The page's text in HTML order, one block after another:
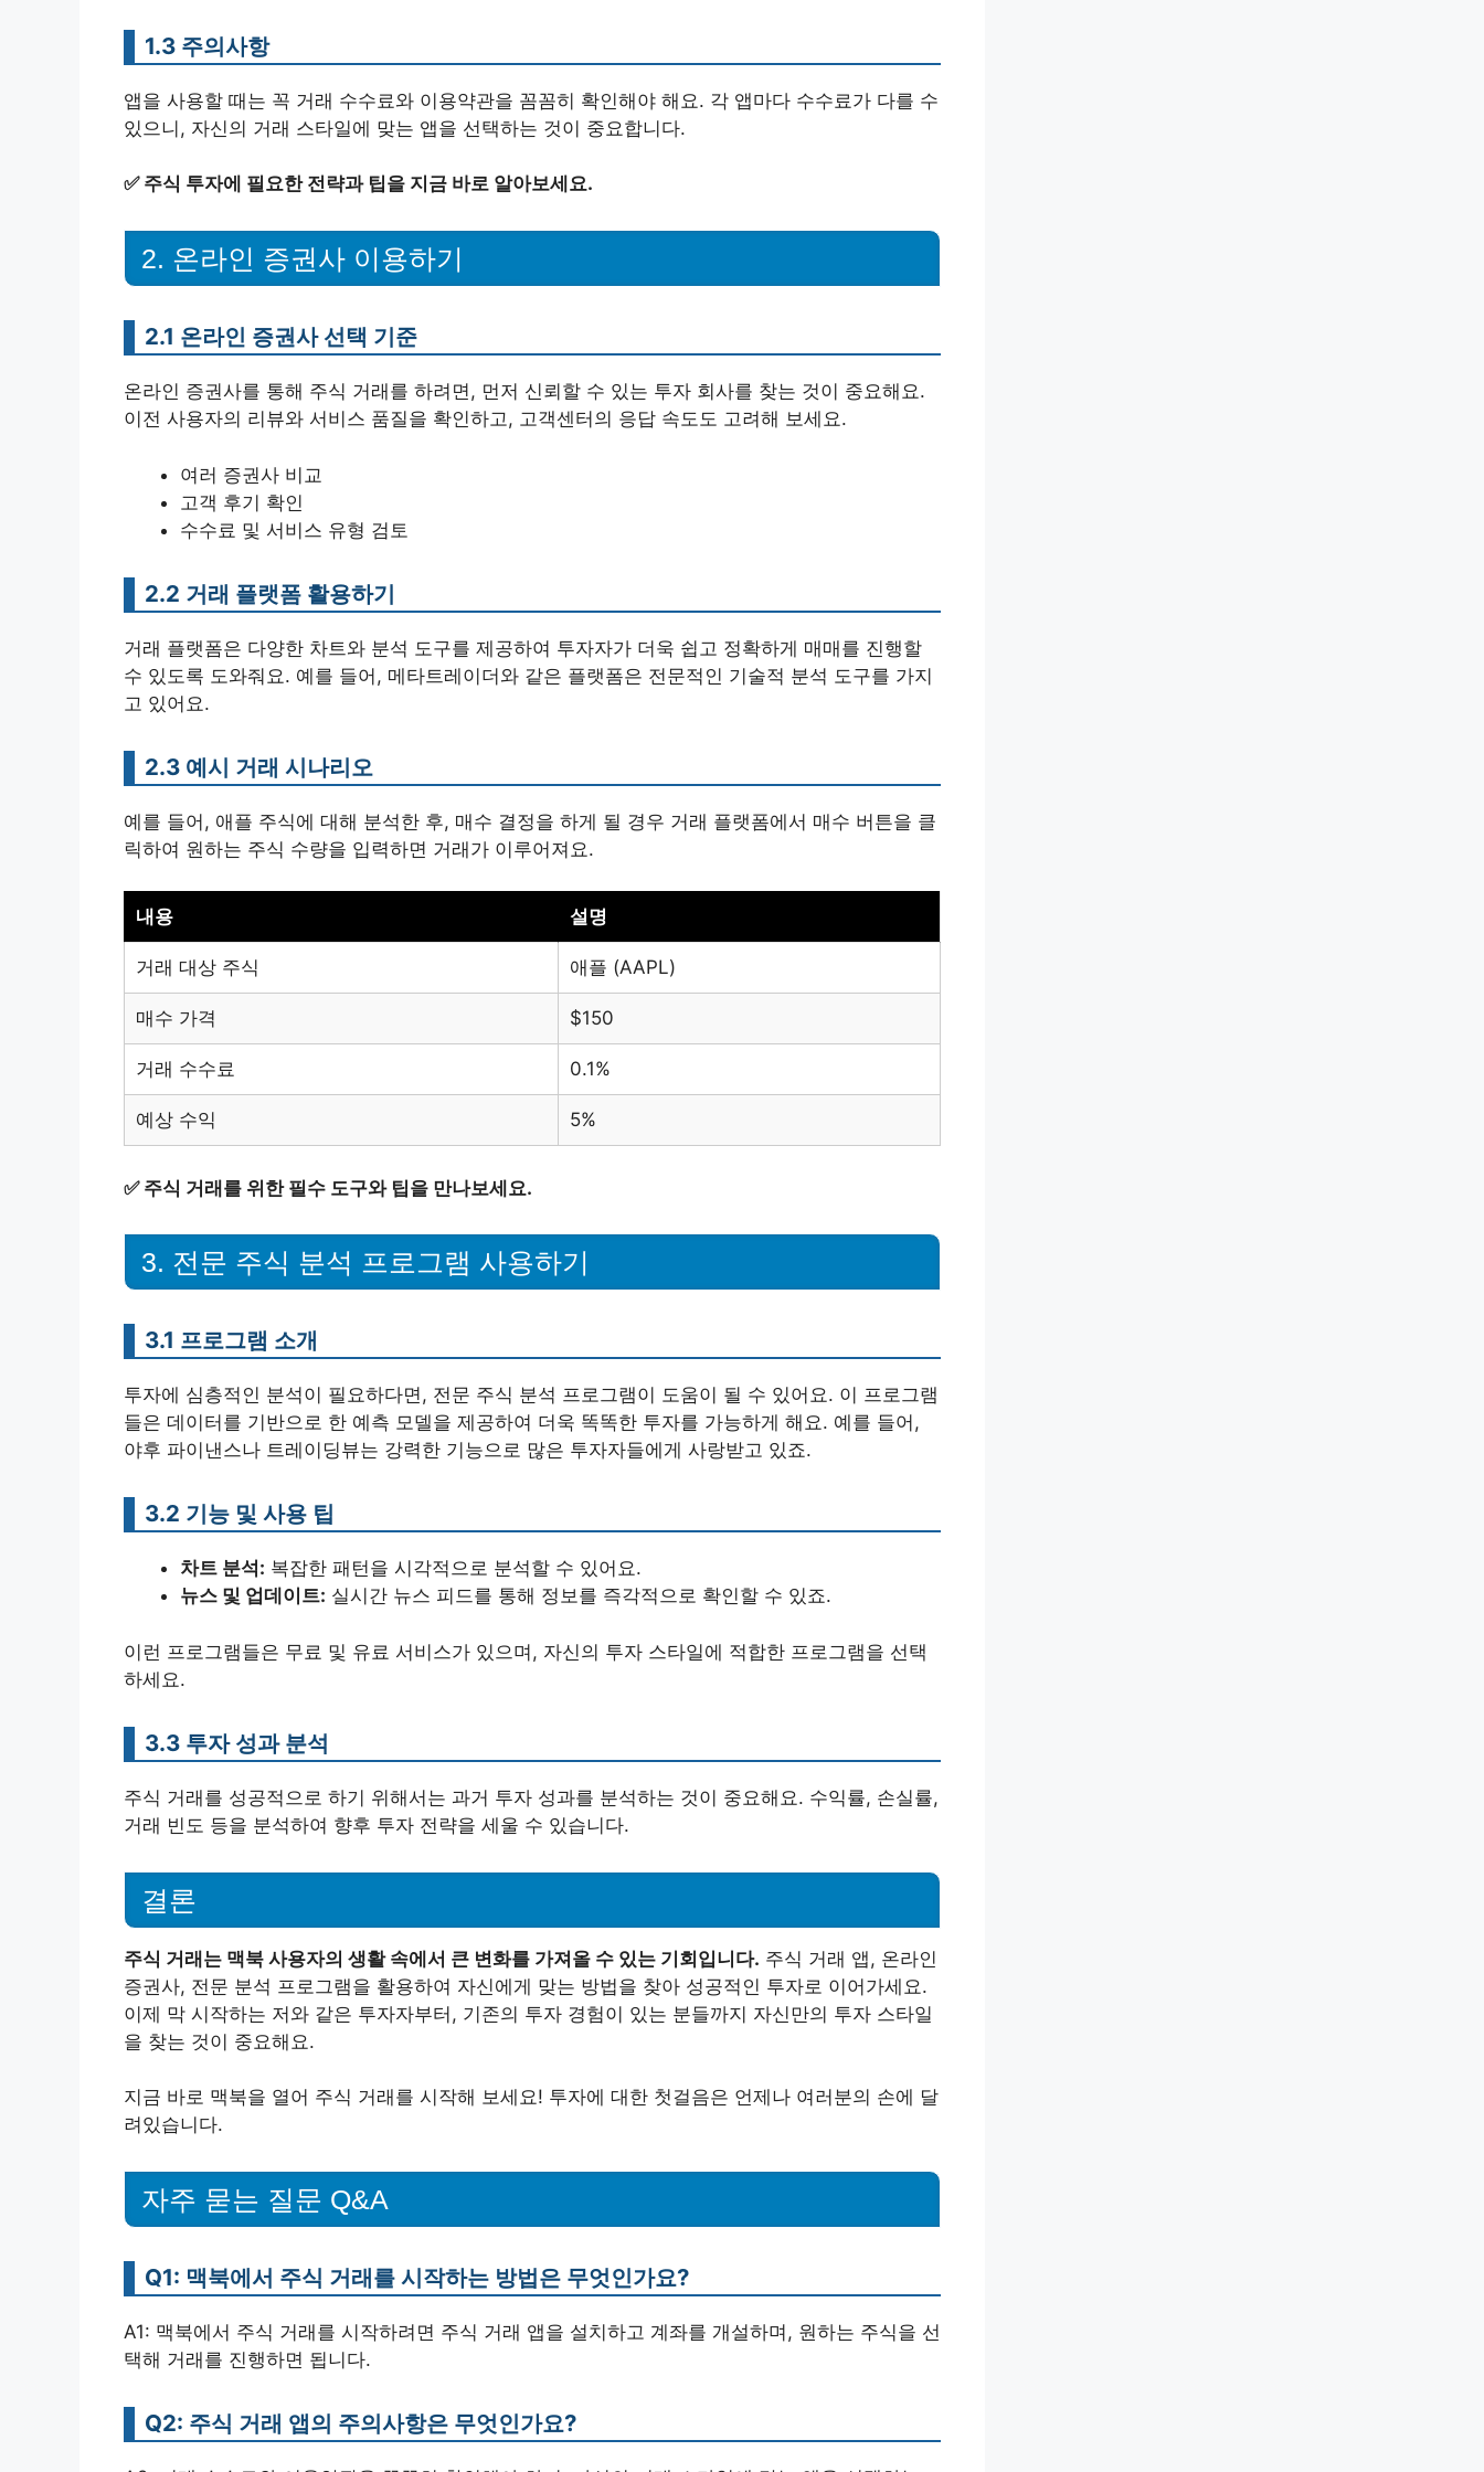
1.3 주의사항
앱을 사용할 때는 꼭 거래 수수료와 이용약관을 꼼꼼히 확인해야 해요. 각 앱마다 수수료가 다를 수
있으니, 자신의 거래 스타일에 맞는 앱을 선택하는 것이 중요합니다.
✅ 주식 투자에 필요한 전략과 팁을 지금 바로 알아보세요.
2. 온라인 증권사 이용하기
2.1 온라인 증권사 선택 기준
온라인 증권사를 통해 주식 거래를 하려면, 먼저 신뢰할 수 있는 투자 회사를 찾는 것이 중요해요.
이전 사용자의 리뷰와 서비스 품질을 확인하고, 고객센터의 응답 속도도 고려해 보세요.
여러 증권사 비교
고객 후기 확인
수수료 및 서비스 유형 검토
2.2 거래 플랫폼 활용하기
거래 플랫폼은 다양한 차트와 분석 도구를 제공하여 투자자가 더욱 쉽고 정확하게 매매를 진행할
수 있도록 도와줘요. 예를 들어, 메타트레이더와 같은 플랫폼은 전문적인 기술적 분석 도구를 가지
고 있어요.
2.3 예시 거래 시나리오
예를 들어, 애플 주식에 대해 분석한 후, 매수 결정을 하게 될 경우 거래 플랫폼에서 매수 버튼을 클
릭하여 원하는 주식 수량을 입력하면 거래가 이루어져요.
내용 설명
거래 대상 주식 애플 (AAPL)
매수 가격 $150
거래 수수료 0.1%
예상 수익 5%
✅ 주식 거래를 위한 필수 도구와 팁을 만나보세요.
3. 전문 주식 분석 프로그램 사용하기
3.1 프로그램 소개
투자에 심층적인 분석이 필요하다면, 전문 주식 분석 프로그램이 도움이 될 수 있어요. 이 프로그램
들은 데이터를 기반으로 한 예측 모델을 제공하여 더욱 똑똑한 투자를 가능하게 해요. 예를 들어,
야후 파이낸스나 트레이딩뷰는 강력한 기능으로 많은 투자자들에게 사랑받고 있죠.
3.2 기능 및 사용 팁
차트 분석: 복잡한 패턴을 시각적으로 분석할 수 있어요.
뉴스 및 업데이트: 실시간 뉴스 피드를 통해 정보를 즉각적으로 확인할 수 있죠.
이런 프로그램들은 무료 및 유료 서비스가 있으며, 자신의 투자 스타일에 적합한 프로그램을 선택
하세요.
3.3 투자 성과 분석
주식 거래를 성공적으로 하기 위해서는 과거 투자 성과를 분석하는 것이 중요해요. 수익률, 손실률,
거래 빈도 등을 분석하여 향후 투자 전략을 세울 수 있습니다.
결론
주식 거래는 맥북 사용자의 생활 속에서 큰 변화를 가져올 수 있는 기회입니다. 주식 거래 앱, 온라인
증권사, 전문 분석 프로그램을 활용하여 자신에게 맞는 방법을 찾아 성공적인 투자로 이어가세요.
이제 막 시작하는 저와 같은 투자자부터, 기존의 투자 경험이 있는 분들까지 자신만의 투자 스타일
을 찾는 것이 중요해요.
지금 바로 맥북을 열어 주식 거래를 시작해 보세요! 투자에 대한 첫걸음은 언제나 여러분의 손에 달
려있습니다.
자주 묻는 질문 Q&A
Q1: 맥북에서 주식 거래를 시작하는 방법은 무엇인가요?
A1: 맥북에서 주식 거래를 시작하려면 주식 거래 앱을 설치하고 계좌를 개설하며, 원하는 주식을 선
택해 거래를 진행하면 됩니다.
Q2: 주식 거래 앱의 주의사항은 무엇인가요?